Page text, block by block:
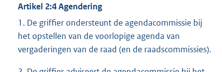
Artikel 2:4 Agendering
1. De griffier ondersteunt de agendacommissie bij
het opstellen van de voorlopige agenda van
vergaderingen van de raad (en de raadscommissies).